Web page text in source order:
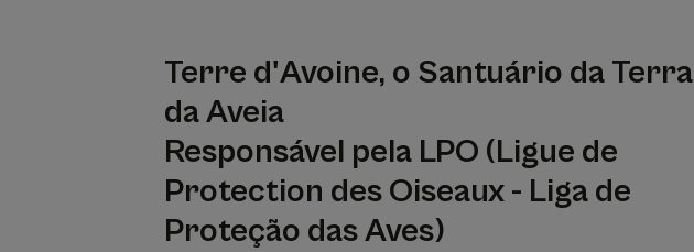
Terre d'Avoine, o Santuário da Terra
da Aveia
Responsável pela LPO (Ligue de
Protection des Oiseaux - Liga de
Proteção das Aves)